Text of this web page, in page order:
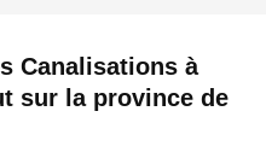
Canalisations à
sur la province de